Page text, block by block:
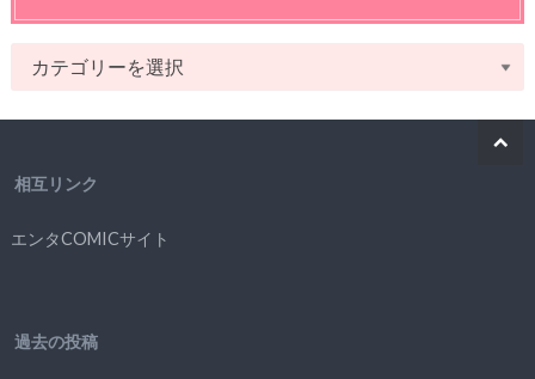
相互リンク
エンタCOMICサイト
過去の投稿